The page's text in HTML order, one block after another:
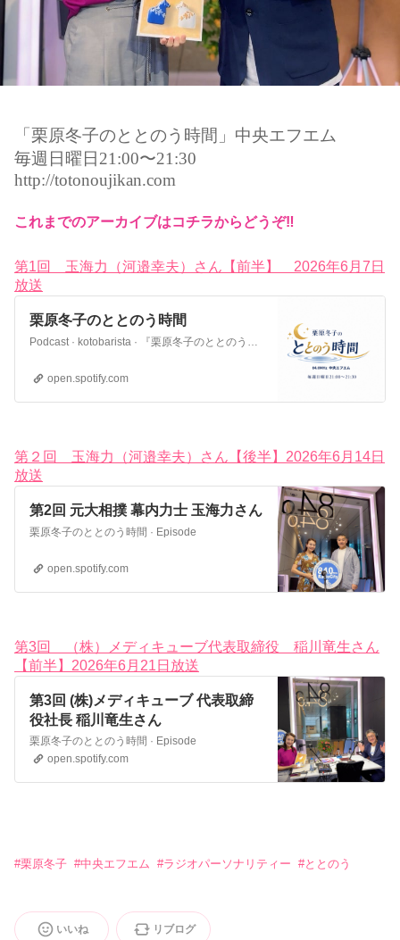
「栗原冬子のととのう時間」中央エフエム
毎週日曜日21:00〜21:30
http://totonoujikan.com
これまでのアーカイブはコチラからどうぞ‼️
第1回 玉海力（河邉幸夫）さん【前半】 2026年6月7日
放送
栗原冬子のととのう時間
open.spotify.com
第２回 玉海力（河邉幸夫）さん【後半】2026年6月14日
放送
第2回 元大相撲 幕内力士 玉海力さん
栗原冬子のととのう時間 · Episode
open.spotify.com
第3回 （株）メディキューブ代表取締役 稲川竜生さん
【前半】2026年6月21日放送
第3回 (株)メディキューブ 代表取締
役社長 稲川竜生さん
栗原冬子のととのう時間 · Episode
open.spotify.com
#栗原冬子 #中央エフエム #ラジオパーソナリティー #ととのう
いいね リブログ